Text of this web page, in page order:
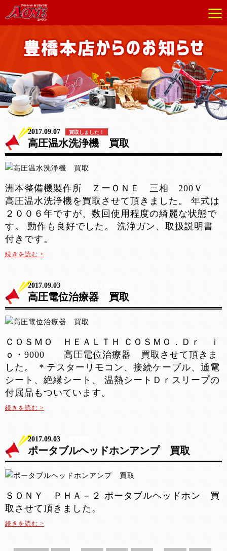
2017.09.07 買取しました！
高圧温水洗浄機 買取
洲本整備機製作所 ＺーＯＮＥ 三相 200Ｖ
高圧温水洗浄機を買取させて頂きました。 年式は
２００６年ですが、数回使用程度の綺麗な状態で
す。 動作も良好でした。 洗浄ガン、取扱説明書
付きです。
続きを読む >
2017.09.03
高圧電位治療器 買取
ＣＯＳＭＯ ＨＥＡＬＴＨ ＣＯＳＭＯ．Ｄｒ ｉ
ｏ・9000 高圧電位治療器 買取させて頂きま
した。 ＊テスターリモコン、接続ケーブル、通電
シート、絶縁シート、 温熱シートＤｒスリープの
付属品もついています。
続きを読む >
2017.09.03
ポータブルヘッドホンアンプ 買取
ＳＯＮＹ ＰＨＡ－２ ポータブルヘッドホン 買
取させて頂きました。
続きを読む >